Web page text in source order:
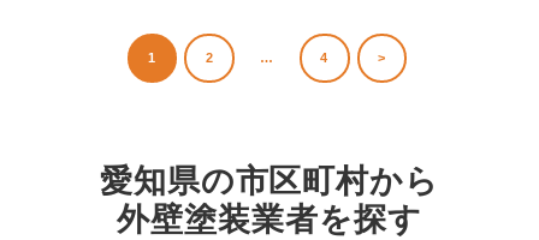
1 2 … 4 >
愛知県の市区町村から
外壁塗装業者を探す